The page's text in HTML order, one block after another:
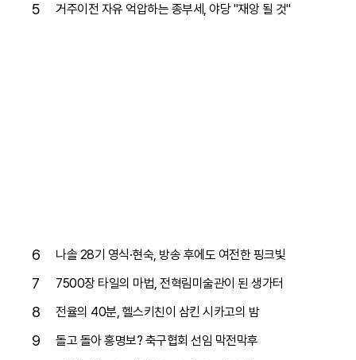
5 거주이전 자유 억압하는 종부세, 야당 "재앙 될 것"
6 나솔 28기 영식·현숙, 방송 후에도 여전한 핑크빛
7 7500장 타일의 마법, 전혁림미술관이 된 생가터
8 전율의 40분, 헬스키친이 삼킨 시카고의 밤
9 돌고 돌아 홍명보? 축구협회 선임 막전막후